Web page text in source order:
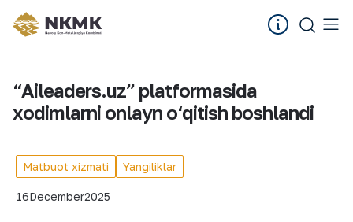
“Aileaders.uz” platformasida
xodimlarni onlayn o‘qitish boshlandi
Matbuot xizmati Yangiliklar
16December2025